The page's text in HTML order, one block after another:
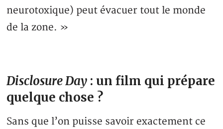
neurotoxique) peut évacuer tout le monde
de la zone. »
Disclosure Day : un film qui prépare
quelque chose ?
Sans que l’on puisse savoir exactement ce